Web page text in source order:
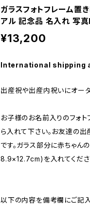
ガラスフォトフレーム置
アル 記念品 名入れ 写真L
¥13,200
International shipping
出産祝や出産内祝いにオーダ
お子様のお名前入りのフォ
ら入れて下さい。お友達の
です。ガラス部分に赤ちゃん
8.9×12.7cm)を入れてくださ
以下の内容を備考欄にご記入